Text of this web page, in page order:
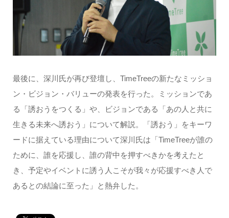
最後に、深川氏が再び登壇し、TimeTreeの新たなミッショ
ン・ビジョン・バリューの発表を行った。ミッションであ
る「誘おうをつくる」や、ビジョンである「あの人と共に
生きる未来へ誘おう」について解説。「誘おう」をキーワ
ードに据えている理由について深川氏は「TimeTreeが誰の
ために、誰を応援し、誰の背中を押すべきかを考えたと
き、予定やイベントに誘う人こそが我々が応援すべき人で
あるとの結論に至った」と熱弁した。